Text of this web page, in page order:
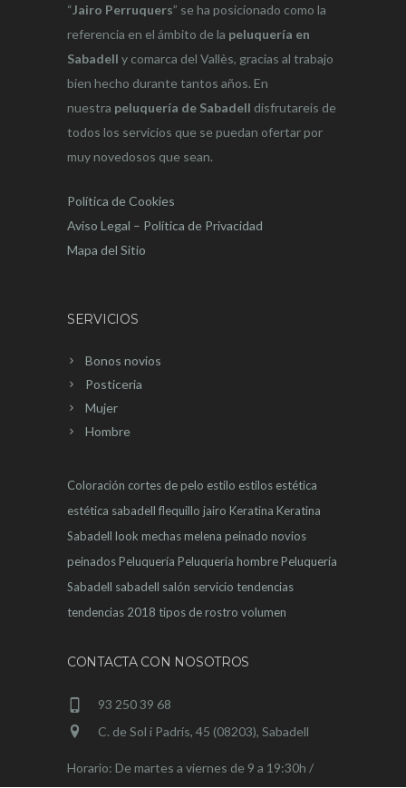
“Jairo Perruquers” se ha posicionado como la
referencia en el ámbito de la peluquería en
Sabadell y comarca del Vallès, gracias al trabajo
bien hecho durante tantos años. En
nuestra peluquería de Sabadell disfrutareis de
todos los servicios que se puedan ofertar por
muy novedosos que sean.
Política de Cookies
Aviso Legal – Política de Privacidad
Mapa del Sitio
SERVICIOS
Bonos novios
Posticeria
Mujer
Hombre
Coloración cortes de pelo estilo estilos estética
estética sabadell flequillo jairo Keratina Keratina
Sabadell look mechasmelena peinado novios
peinadosPeluquería Peluquería hombrePeluquería
Sabadell sabadell salón servicio tendencias
tendencias 2018 tipos de rostro volumen
CONTACTA CON NOSOTROS
93 250 39 68
C. de Sol i Padrís, 45 (08203), Sabadell
Horario: De martes a viernes de 9 a 19:30h /